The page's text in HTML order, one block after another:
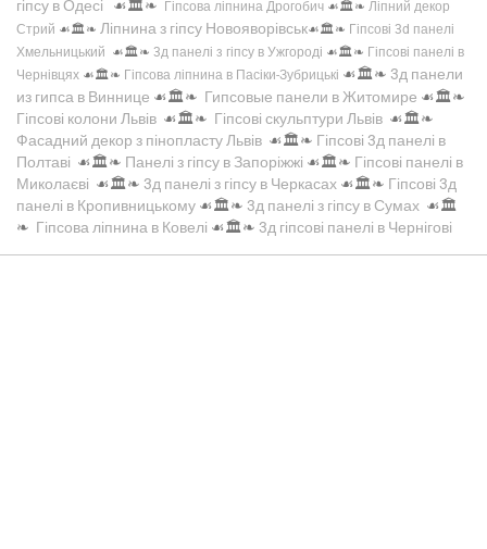
гіпсу в Одесі ☙🏛️❧ Гіпсова ліпнина Дрогобич ☙🏛️❧ Ліпний декор
Стрий ☙🏛️❧ Ліпнина з гіпсу Новояворівськ☙🏛️❧ Гіпсові 3d панелі
Хмельницький ☙🏛️❧ 3д панелі з гіпсу в Ужгороді ☙🏛️❧ Гіпсові панелі в
Чернівцях ☙🏛️❧ Гіпсова ліпнина в Пасіки-Зубрицькі ☙🏛️❧ 3д панели
из гипса в Виннице ☙🏛️❧ Гипсовые панели в Житомире ☙🏛️❧
Гіпсові колони Львів ☙🏛️❧ Гіпсові скульптури Львів ☙🏛️❧
Фасадний декор з пінопласту Львів ☙🏛️❧ Гіпсові 3д панелі в
Полтаві ☙🏛️❧ Панелі з гіпсу в Запоріжжі ☙🏛️❧ Гіпсові панелі в
Миколаєві ☙🏛️❧ 3д панелі з гіпсу в Черкасах ☙🏛️❧ Гіпсові 3д
панелі в Кропивницькому ☙🏛️❧ 3д панелі з гіпсу в Сумах ☙🏛️
❧ Гіпсова ліпнина в Ковелі ☙🏛️❧ 3д гіпсові панелі в Чернігові